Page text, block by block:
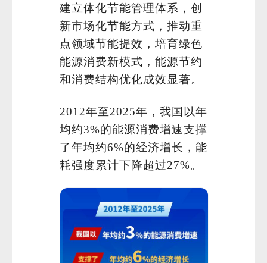
建立体化节能管理体系，创
新市场化节能方式，推动重
点领域节能提效，培育绿色
能源消费新模式，能源节约
和消费结构优化成效显著。
2012年至2025年，我国以年
均约3%的能源消费增速支撑
了年均约6%的经济增长，能
耗强度累计下降超过27%。